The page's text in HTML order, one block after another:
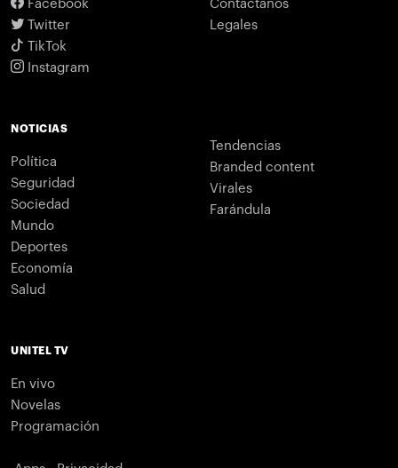
Facebook
Twitter
TikTok
Instagram
Contáctanos
Legales
NOTICIAS
Política
Seguridad
Sociedad
Mundo
Deportes
Economía
Salud
Tendencias
Branded content
Virales
Farándula
UNITEL TV
En vivo
Novelas
Programación